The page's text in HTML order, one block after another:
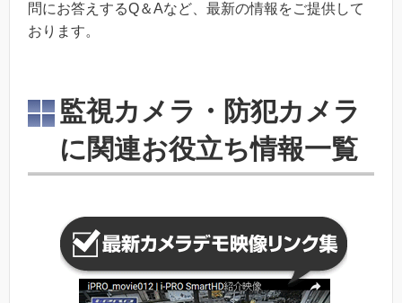
問にお答えするQ＆Aなど、最新の情報をご提供して
おります。
監視カメラ・防犯カメラ
に関連お役立ち情報一覧